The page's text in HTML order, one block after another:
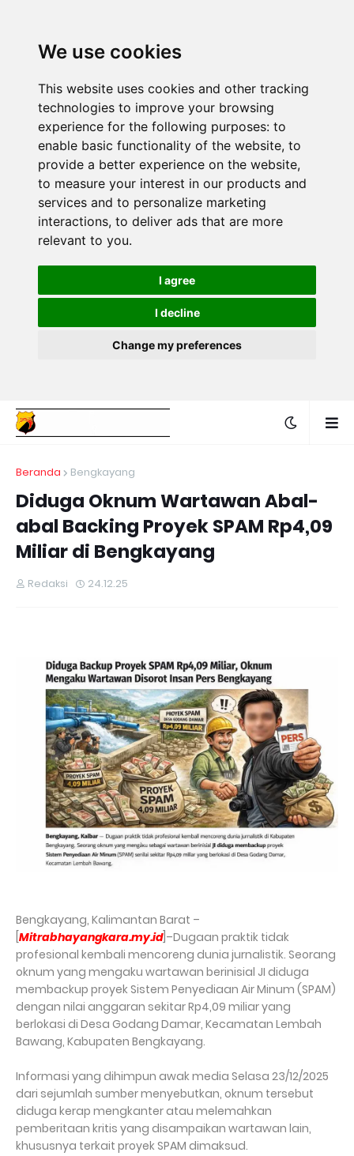
We use cookies
This website uses cookies and other tracking
technologies to improve your browsing
experience for the following purposes: to
enable basic functionality of the website, to
provide a better experience on the website,
to measure your interest in our products and
services and to personalize marketing
interactions, to deliver ads that are more
relevant to you.
I agree
I decline
Change my preferences
Beranda Bengkayang
Diduga Oknum Wartawan Abal-
abal Backing Proyek SPAM Rp4,09
Miliar di Bengkayang
Redaksi 24.12.25
Bengkayang, Kalimantan Barat –
Mitrabhayangkara.my.id]–Dugaan praktik tidak
profesional kembali mencoreng dunia jurnalistik. Seorang
oknum yang mengaku wartawan berinisial JI diduga
membackup proyek Sistem Penyediaan Air Minum (SPAM)
dengan nilai anggaran sekitar Rp4,09 miliar yang
berlokasi di Desa Godang Damar, Kecamatan Lembah
Bawang, Kabupaten Bengkayang.
Informasi yang dihimpun awak media Selasa 23/12/2025
dari sejumlah sumber menyebutkan, oknum tersebut
diduga kerap mengkanter atau melemahkan
pemberitaan kritis yang disampaikan wartawan lain,
khususnya terkait proyek SPAM dimaksud.